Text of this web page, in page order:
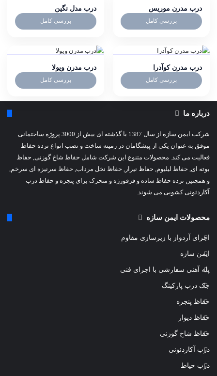
درب مدرن موریس
بررسی کامل
درب مدل نگین
بررسی کامل
درب مدرن کوآدرا
بررسی کامل
درب مدرن ویولا
بررسی کامل
درباره ما
شرکت ایمن سازه از سال 1387 با گذشته ای بیش از 3000 پروژه ساختمانی
موفق به عنوان یکی از پیشگامان در زمینه ساخت و نصب انواع نرده حفاظ
فعالیت می کند. محصولات متنوع این شرکت شامل حفاظ شاخ گوزنی, حفاظ
بوته ای, حفاظ لیلیوم, حفاظ نیزار, حفاظ نخل مرداب, حفاظ سرنیزه ای سرخم,
و همچنین نرده حفاظ ساده و فرفورژه و متحرک برای پنجره و حفاظ درب
آکاردئونی کشویی می شوند.
محصولات ایمن سازه
اجرای آردواز با زیرسازی مقاوم
ایمن سازه
پله آهنی سفارشی با اجرای فنی
جک درب پارکینگ
حفاظ پنجره
حفاظ دیوار
حفاظ شاخ گوزنی
درب آکاردئونی
درب حیاط